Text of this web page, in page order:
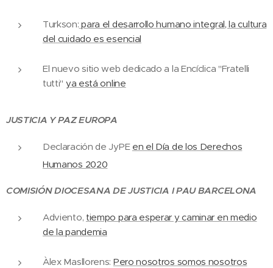
Turkson: para el desarrollo humano integral, la cultura
del cuidado es esencial
El nuevo sitio web dedicado a la Encíclica "Fratelli
tutti" ya está online
JUSTICIA Y PAZ EUROPA
Declaración de JyPE en el Día de los Derechos
Humanos 2020
COMISIÓN DIOCESANA DE JUSTICIA I PAU BARCELONA
Adviento, tiempo para esperar y caminar en medio
de la pandemia
Àlex Masllorens: Pero nosotros somos nosotros